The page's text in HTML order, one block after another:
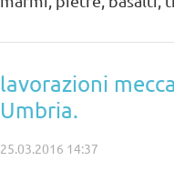
lavorazioni
Umbria.
25.03.2016 14:37